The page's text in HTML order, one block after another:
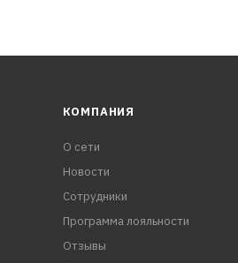
КОМПАНИЯ
О сети
Новости
Сотрудники
Программа лояльности
Отзывы